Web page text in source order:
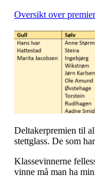
Oversikt over
Deltakerpremien til
stettglass. De som
Klassevinnerne
vinne må man ha